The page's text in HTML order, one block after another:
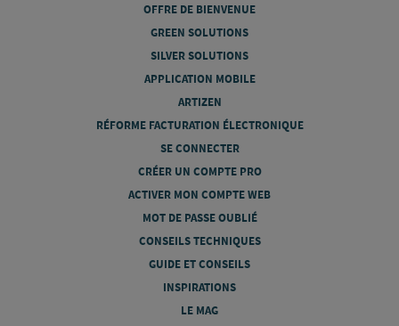
OFFRE DE BIENVENUE
GREEN SOLUTIONS
SILVER SOLUTIONS
APPLICATION MOBILE
ARTIZEN
RÉFORME FACTURATION ÉLECTRONIQUE
SE CONNECTER
CRÉER UN COMPTE PRO
ACTIVER MON COMPTE WEB
MOT DE PASSE OUBLIÉ
CONSEILS TECHNIQUES
GUIDE ET CONSEILS
INSPIRATIONS
LE MAG